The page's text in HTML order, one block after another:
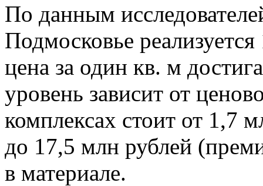
По данным
Подмосковье
цена за один кв. м
уровень зависит от
комплексах стоит от 1,7
до 17,5 млн рублей
в материале.